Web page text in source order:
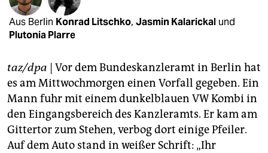
fragen & hilfe
unterstützen
genossenschaft
epaper login
Aus Berlin Konrad Litschko, Jasmin Kalarickal und
Plutonia Plarre
taz/dpa | Vor dem Bundeskanzleramt in Berlin hat
es am Mittwochmorgen einen Vorfall gegeben. Ein
Mann fuhr mit einem dunkelblauen VW Kombi in
den Eingangsbereich des Kanzleramts. Er kam am
Gittertor zum Stehen, verbog dort einige Pfeiler.
Auf dem Auto stand in weißer Schrift: „Ihr